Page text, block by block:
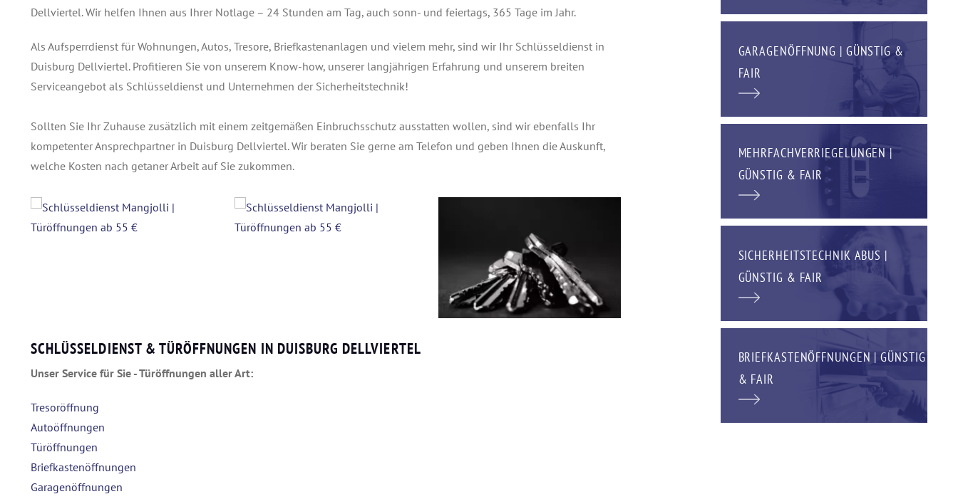
Dellviertel. Wir helfen Ihnen aus Ihrer Notlage – 24 Stunden am Tag, auch sonn- und feiertags, 365 Tage im Jahr.
Als Aufsperrdienst für Wohnungen, Autos, Tresore, Briefkastenanlagen und vielem mehr, sind wir Ihr Schlüsseldienst in
Duisburg Dellviertel. Profitieren Sie von unserem Know-how, unserer langjährigen Erfahrung und unserem breiten
Serviceangebot als Schlüsseldienst und Unternehmen der Sicherheitstechnik!
Sollten Sie Ihr Zuhause zusätzlich mit einem zeitgemäßen Einbruchsschutz ausstatten wollen, sind wir ebenfalls Ihr
kompetenter Ansprechpartner in Duisburg Dellviertel. Wir beraten Sie gerne am Telefon und geben Ihnen die Auskunft,
welche Kosten nach getaner Arbeit auf Sie zukommen.
SCHLÜSSELDIENST & TÜRÖFFNUNGEN IN DUISBURG DELLVIERTEL
Unser Service für Sie - Türöffnungen aller Art:
Tresoröffnung
Autoöffnungen
Türöffnungen
Briefkastenöffnungen
Garagenöffnungen
GARAGENÖFFNUNG | GÜNSTIG &
FAIR
MEHRFACHVERRIEGELUNGEN |
GÜNSTIG & FAIR
SICHERHEITSTECHNIK ABUS |
GÜNSTIG & FAIR
BRIEFKASTENÖFFNUNGEN | GÜNSTIG
& FAIR